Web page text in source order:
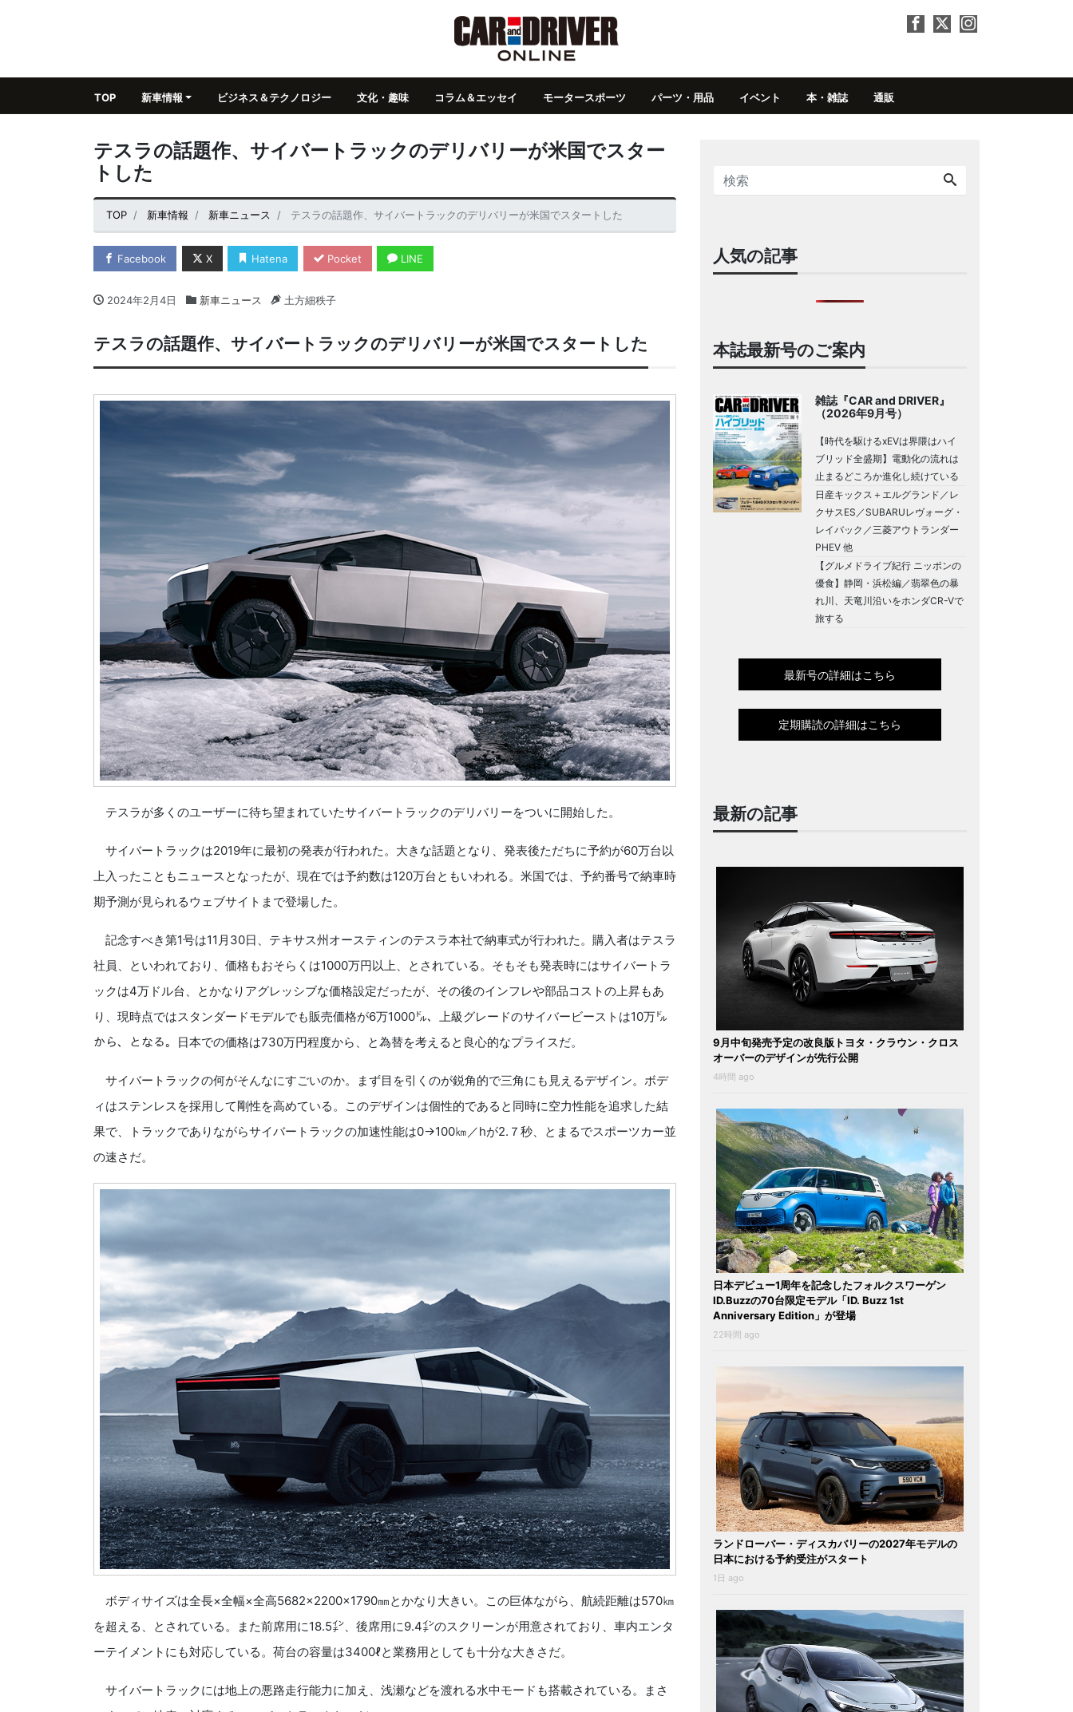
TOP 新車情報 ビジネス＆テクノロジー 文化・趣味 コラム＆エッセイ モータースポーツ パーツ・用品 イベント 本・雑誌 通販
テスラの話題作、サイバートラックのデリバリーが米国でスター
トした
TOP 新車情報 新車ニュース テスラの話題作、サイバートラックのデリバリーが米国でスタートした
Facebook X Hatena Pocket LINE
2024年2月4日 新車ニュース 土方細秩子
テスラの話題作、サイバートラックのデリバリーが米国でスタートした
テスラが多くのユーザーに待ち望まれていたサイバートラックのデリバリーをついに開始した。
サイバートラックは2019年に最初の発表が行われた。大きな話題となり、発表後ただちに予約が60万台以
上入ったこともニュースとなったが、現在では予約数は120万台ともいわれる。米国では、予約番号で納車時
期予測が見られるウェブサイトまで登場した。
記念すべき第1号は11月30日、テキサス州オースティンのテスラ本社で納車式が行われた。購入者はテスラ
社員、といわれており、価格もおそらくは1000万円以上、とされている。そもそも発表時にはサイバートラ
ックは4万ドル台、とかなりアグレッシブな価格設定だったが、その後のインフレや部品コストの上昇もあ
り、現時点ではスタンダードモデルでも販売価格が6万1000㌦、上級グレードのサイバービーストは10万㌦
から、となる。日本での価格は730万円程度から、と為替を考えると良心的なプライスだ。
サイバートラックの何がそんなにすごいのか。まず目を引くのが鋭角的で三角にも見えるデザイン。ボデ
ィはステンレスを採用して剛性を高めている。このデザインは個性的であると同時に空力性能を追求した結
果で、トラックでありながらサイバートラックの加速性能は0→100㎞／hが2.７秒、とまるでスポーツカー並
の速さだ。
ボディサイズは全長×全幅×全高5682×2200×1790㎜とかなり大きい。この巨体ながら、航続距離は570㎞
を超える、とされている。また前席用に18.5㌅、後席用に9.4㌅のスクリーンが用意されており、車内エンタ
ーテイメントにも対応している。荷台の容量は3400ℓと業務用としても十分な大きさだ。
サイバートラックには地上の悪路走行能力に加え、浅瀬などを渡れる水中モードも搭載されている。まさ
人気の記事
本誌最新号のご案内
雑誌『CAR and DRIVER』
（2026年9月号）
【時代を駆けるxEVは界隈はハイ
ブリッド全盛期】電動化の流れは
止まるどころか進化し続けている
日産キックス＋エルグランド／レ
クサスES／SUBARUレヴォーグ・
レイバック／三菱アウトランダー
PHEV 他
【グルメドライブ紀行 ニッポンの
優食】静岡・浜松編／翡翠色の暴
れ川、天竜川沿いをホンダCR-Vで
旅する
最新号の詳細はこちら
定期購読の詳細はこちら
最新の記事
9月中旬発売予定の改良版トヨタ・クラウン・クロス
オーバーのデザインが先行公開
4時間 ago
日本デビュー1周年を記念したフォルクスワーゲン
ID.Buzzの70台限定モデル「ID. Buzz 1st
Anniversary Edition」が登場
22時間 ago
ランドローバー・ディスカバリーの2027年モデルの
日本における予約受注がスタート
1日 ago